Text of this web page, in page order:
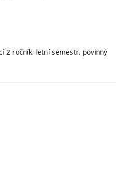
2 ročník, letní semestr, povinný